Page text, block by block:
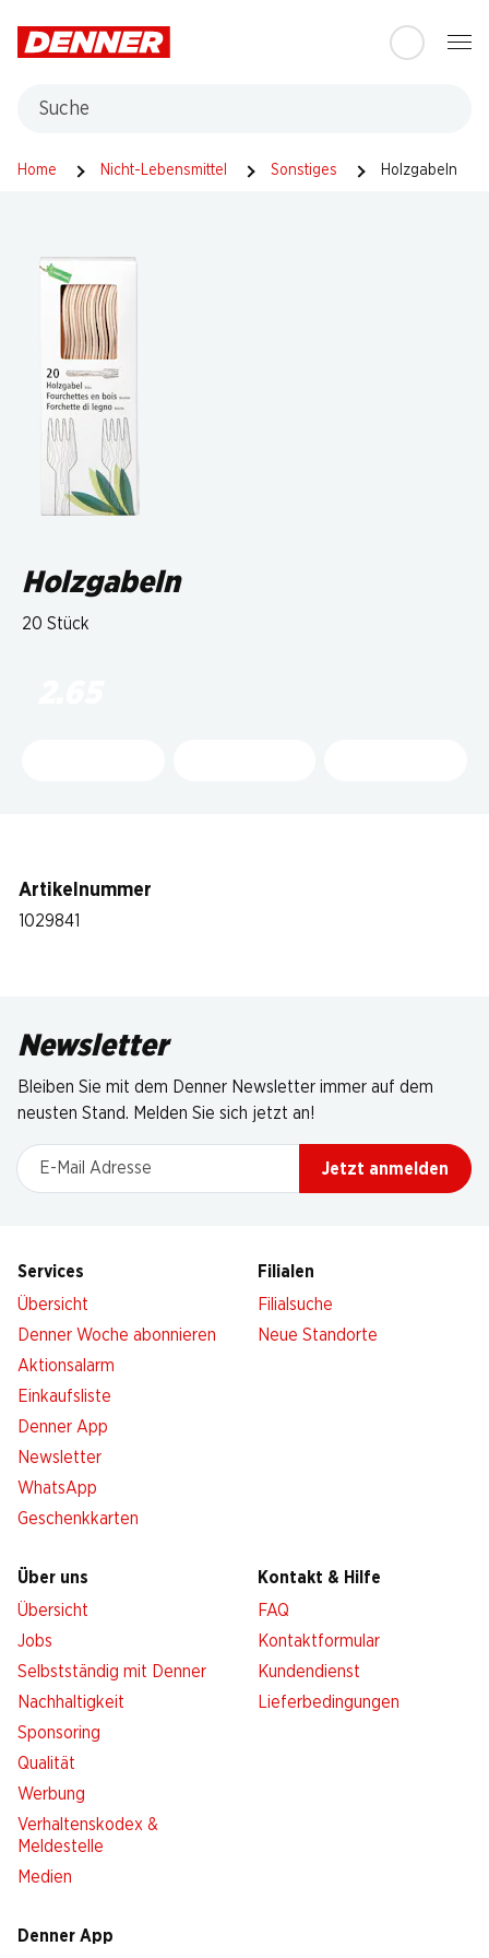
Home Nicht-Lebensmittel Sonstiges Holzgabeln
Holzgabeln
20 Stück
Artikelnummer
1029841
Newsletter
Bleiben Sie mit dem Denner Newsletter immer auf dem
neusten Stand. Melden Sie sich jetzt an!
E-Mail Adresse
Jetzt anmelden
Services
Übersicht
Denner Woche abonnieren
Aktionsalarm
Einkaufsliste
Denner App
Newsletter
WhatsApp
Geschenkkarten
Filialen
Filialsuche
Neue Standorte
Über uns
Übersicht
Jobs
Selbstständig mit Denner
Nachhaltigkeit
Sponsoring
Qualität
Werbung
Verhaltenskodex &
Meldestelle
Medien
Kontakt & Hilfe
FAQ
Kontaktformular
Kundendienst
Lieferbedingungen
Denner App